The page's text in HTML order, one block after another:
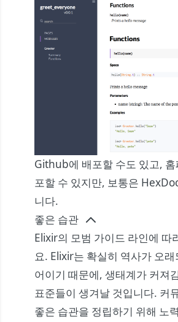
Github에 배포할 수도 있고, 홈
포할 수 있지만, 보통은
니다.
좋은 습관
Elixir의 모범 가이드 라인에 따
요. Elixir는 확실히 역사가 오래
어이기 때문에, 생태계가 커져
표준들이 생겨날 것입니다. 커
좋은 습관을 정립하기 위해 노